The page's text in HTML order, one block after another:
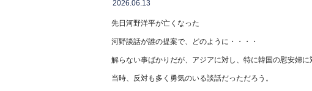
2026.06.13
先日河野洋平が亡くなった
河野談話が誰の提案で、どのように・・・・
解らない事ばかりだが、アジアに対し、特に韓国の慰安婦
当時、反対も多く勇気のいる談話だっただろう。